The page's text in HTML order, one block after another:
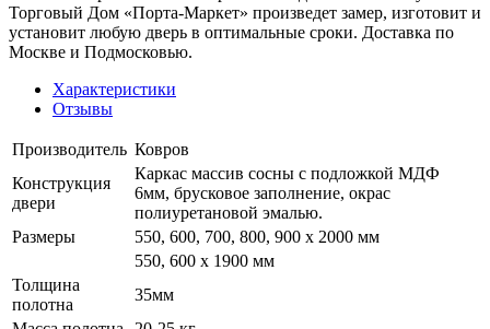
Торговый Дом «Порта-Маркет» произведет замер, изготовит и
установит любую дверь в оптимальные сроки. Доставка по
Москве и Подмосковью.
Характеристики
Отзывы
Производитель Ковров
Конструкция
двери
Каркас массив сосны с подложкой МДФ
6мм, брусковое заполнение, окрас
полиуретановой эмалью.
Размеры
550, 600, 700, 800, 900 x 2000 мм
550, 600 х 1900 мм
Толщина
полотна
35мм